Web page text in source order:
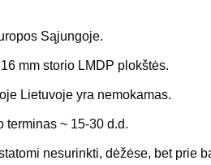
Sąjungoje.
mm storio LMDP plokštės.
Lietuvoje yra nemokamas.
terminas ~ 15-30 d.d.
nesurinkti, dėžėse, bet prie